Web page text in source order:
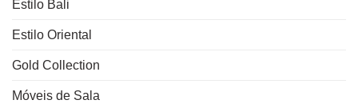
Estilo Bali
Estilo Oriental
Gold Collection
Móveis de Sala